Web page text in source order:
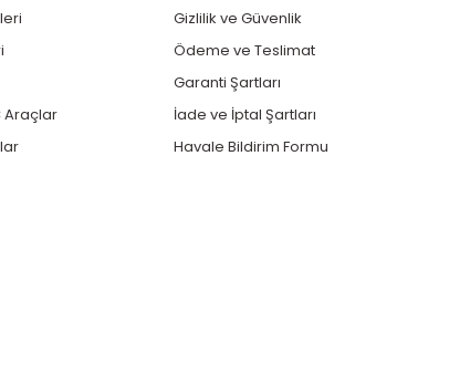
Araçlar
Gizlilik ve Güvenlik
Ödeme ve Teslimat
Garanti Şartları
İade ve İptal Şartları
Havale Bildirim Formu